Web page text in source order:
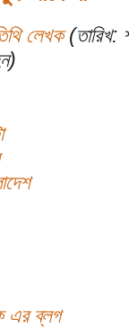
লেখক(তারিখ:
এর ব্লগ